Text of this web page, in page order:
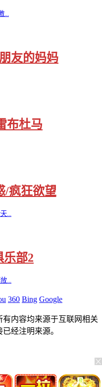
...
友的妈妈
布杜马
/疯狂欲望
...
乐部2
...
360 Bing Google
内容均来源于互联网相关
经注明来源。